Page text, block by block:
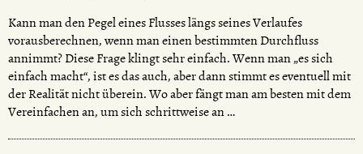
Kann man den Pegel eines Flusses längs seines Verlaufes
vorausberechnen, wenn man einen bestimmten Durchfluss
annimmt? Diese Frage klingt sehr einfach. Wenn man „es sich
einfach macht“, ist es das auch, aber dann stimmt es eventuell mit
der Realität nicht überein. Wo aber fängt man am besten mit dem
Vereinfachen an, um sich schrittweise an …